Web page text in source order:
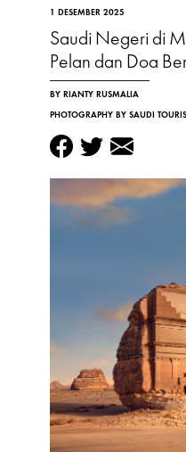
1 DESEMBER 2025
Saudi Negeri di
Pelan dan Doa
BY RIANTY RUSMALIA
PHOTOGRAPHY BY SAUDI